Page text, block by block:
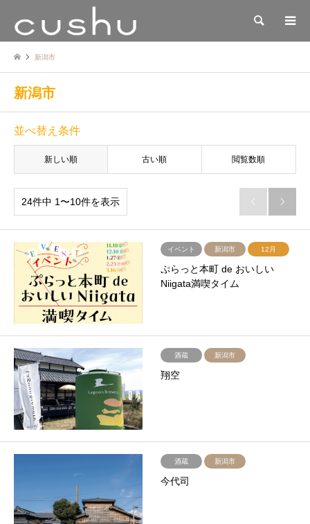
検索
新潟市
新潟市
並べ替え条件
新しい順 古い順 閲覧数順
24件中 1〜10件を表示  
イベント 新潟市 12月
ぷらっと本町 de おいしい
Niigata満喫タイム
酒蔵 新潟市
翔空
酒蔵 新潟市
今代司